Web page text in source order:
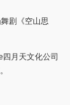
《空山思
月天文化公司